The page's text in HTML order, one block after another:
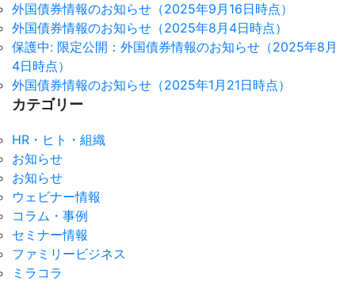
外国債券情報のお知らせ（2025年9月16日時点）
外国債券情報のお知らせ（2025年8月4日時点）
保護中: 限定公開：外国債券情報のお知らせ（2025年8月
4日時点）
外国債券情報のお知らせ（2025年1月21日時点）
カテゴリー
HR・ヒト・組織
お知らせ
お知らせ
ウェビナー情報
コラム・事例
セミナー情報
ファミリービジネス
ミラコラ